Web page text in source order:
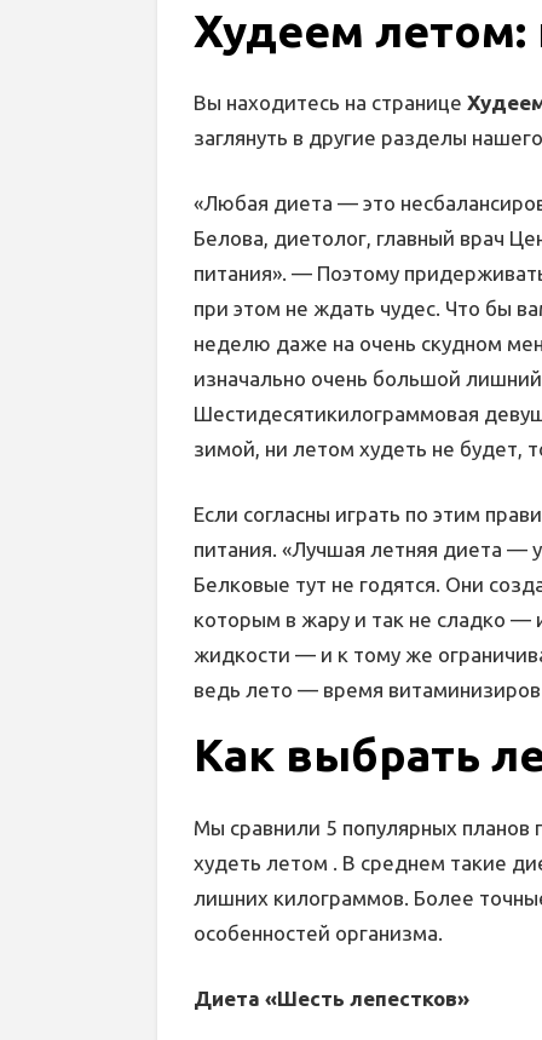
Худеем летом:
Вы находитесь на странице
заглянуть в другие разделы
«Любая диета — это
Белова, диетолог, главный врач
питания». — Поэтому
при этом не ждать чудес. Что бы
неделю даже на очень скудном
изначально очень большой
Шестидесятикилограммовая
зимой, ни летом худеть не будет,
Если согласны играть по этим
питания. «Лучшая летняя диета —
Белковые тут не годятся. Они
которым в жару и так не сладко —
жидкости — и к тому же
ведь лето — время
Как выбрать
Мы сравнили 5 популярных
худеть летом . В среднем такие
лишних килограммов. Более
особенностей организма.
Диета «Шесть лепестков»